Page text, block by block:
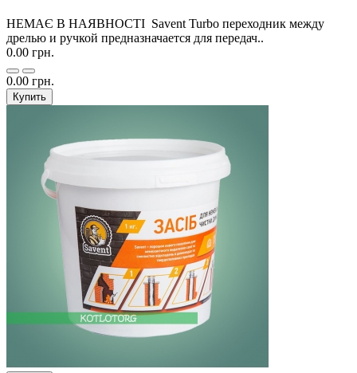
НЕМАЄ В НАЯВНОСТІ Savent Turbo переходник между
дрелью и ручкой предназначается для передач..
0.00 грн.
0.00 грн.
Купить